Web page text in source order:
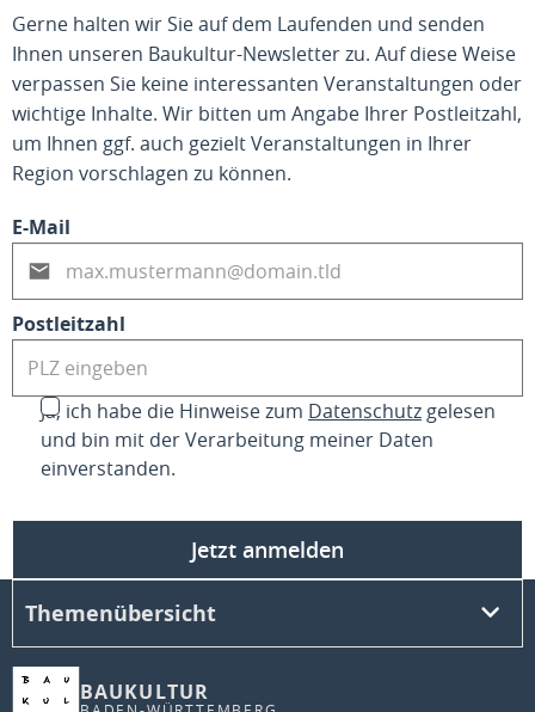
Gerne halten wir Sie auf dem Laufenden und senden
Ihnen unseren Baukultur-Newsletter zu. Auf diese Weise
verpassen Sie keine interessanten Veranstaltungen oder
wichtige Inhalte. Wir bitten um Angabe Ihrer Postleitzahl,
um Ihnen ggf. auch gezielt Veranstaltungen in Ihrer
Region vorschlagen zu können.
E-Mail
Postleitzahl
Ja, ich habe die Hinweise zum Datenschutz gelesen
und bin mit der Verarbeitung meiner Daten
einverstanden.
Jetzt anmelden
BAUKULTUR
Themenübersicht